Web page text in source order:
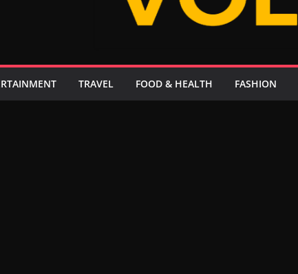
TRAVEL FOOD & HEALTH FASHION